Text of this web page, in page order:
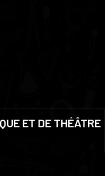
ET DE THÉÂTRE